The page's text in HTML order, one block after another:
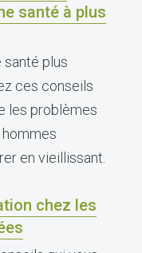
santé à plus
santé plus
ces conseils
les problèmes
en vieillissant.
chez les